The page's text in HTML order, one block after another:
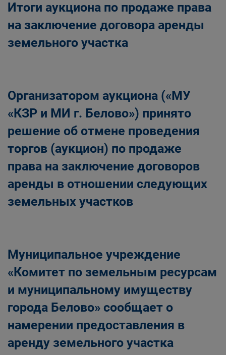
Итоги аукциона по продаже права
на заключение договора аренды
земельного участка
Организатором аукциона («МУ
«КЗР и МИ г. Белово») принято
решение об отмене проведения
торгов (аукцион) по продаже
права на заключение договоров
аренды в отношении следующих
земельных участков
Муниципальное учреждение
«Комитет по земельным ресурсам
и муниципальному имуществу
города Белово» сообщает о
намерении предоставления в
аренду земельного участка